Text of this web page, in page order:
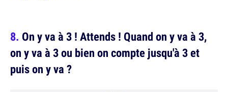
On y va à 3 ! Attends ! Quand on y va à 3,
on y va à 3 ou bien on compte jusqu'à 3 et
puis on y va ?